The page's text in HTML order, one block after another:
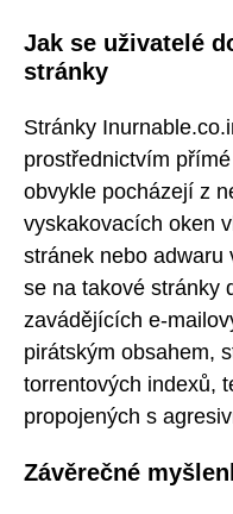
Jak se uživatelé
stránky
Stránky
prostřednictvím
obvykle pocházejí z
vyskakovacích oken
stránek nebo
se na takové stránky
zavádějících e-
pirátským obsahem,
torrentových indexů,
propojených s
Závěrečné